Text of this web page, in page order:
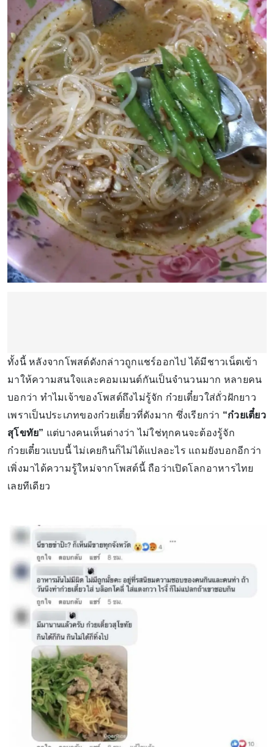
ทั้งนี้ หลังจากโพสต์ดังกล่าวถูกแชร์ออกไป ได้มีชาวเน็ตเข้า
มาให้ความสนใจและคอมเมนต์กันเป็นจำนวนมาก หลายคน
บอกว่า ทำไมเจ้าของโพสต์ถึงไม่รู้จัก ก๋วยเตี๋ยวใส่ถั่วฝักยาว
เพราเป็นประเภทของก๋วยเตี๋ยวที่ดังมาก ซึ่งเรียกว่า “ก๋วยเตี๋ยว
สุโขทัย” แต่บางคนเห็นต่างว่า ไม่ใช่ทุกคนจะต้องรู้จัก
ก๋วยเตี๋ยวแบบนี้ ไม่เคยกินก็ไม่ได้แปลอะไร แถมยังบอกอีกว่า
เพิ่งมาได้ความรู้ใหม่จากโพสต์นี้ ถือว่าเปิดโลกอาหารไทย
เลยทีเดียว